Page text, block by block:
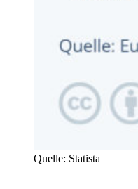
Quelle: Statista